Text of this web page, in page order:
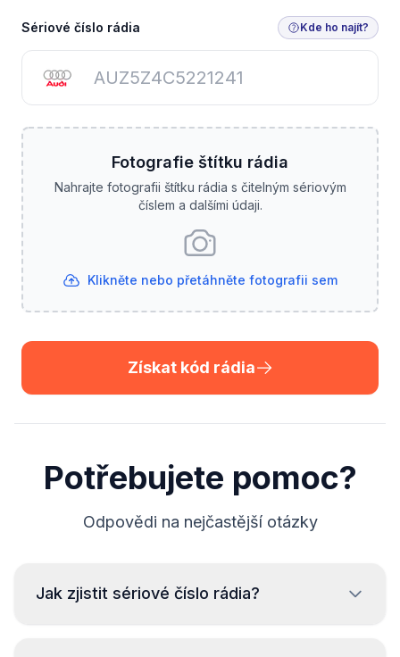
Získat kód rádia
Sériové číslo rádia Kde ho najít?
Fotografie štítku rádia
Nahrajte fotografii štítku rádia s čitelným sériovým
číslem a dalšími údaji.
Klikněte nebo přetáhněte fotografii sem
Získat kód rádia
Potřebujete pomoc?
Odpovědi na nejčastější otázky
Jak zjistit sériové číslo rádia?